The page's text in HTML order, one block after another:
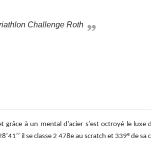
Challenge Roth
à un mental d’acier s’est octroyé le
il se classe 2 478e au scratch et 339e de sa